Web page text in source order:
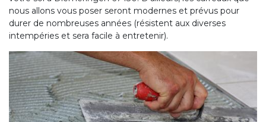
nous allons vous poser seront modernes et prévus pour
durer de nombreuses années (résistent aux diverses
intempéries et sera facile à entretenir).